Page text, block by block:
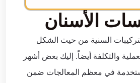
الأسنان
السنية من حيث الشكل
والتكلفة أيضاً. إليك بعض أشهر
في معظم المعالجات ضمن